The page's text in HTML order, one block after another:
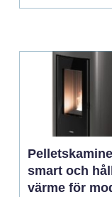
smart och
värme för